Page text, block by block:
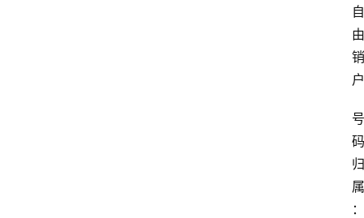
自
由
销
户
号
码
归
属
：